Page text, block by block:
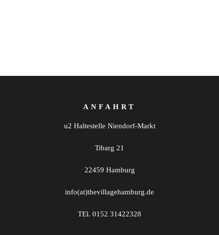
ANFAHRT
u2 Haltestelle Niendorf-Markt
Tibarg 21
22459 Hamburg
info(at)thevillagehamburg.de
TEl. 0152 31422328